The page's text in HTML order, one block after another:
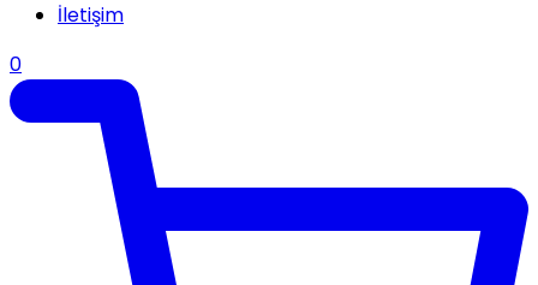
İletişim
0